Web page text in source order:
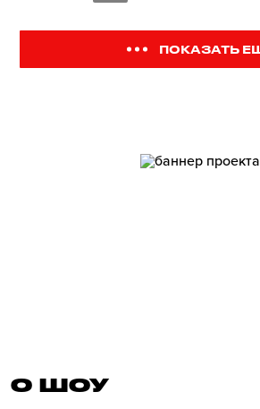
ПОКАЗАТЬ
О ШОУ